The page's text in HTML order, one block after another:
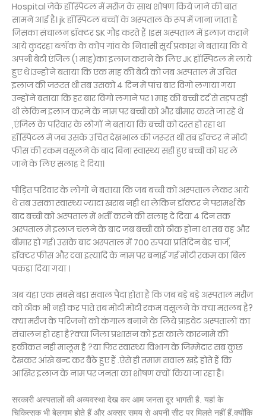
Hospital जेके हॉस्पिटल में मरीज के साथ शोषण किये जाने की बात
सामने आई है। jk हॉस्पिटल बच्चों के अस्पताल के रूप में जाना जाता है
जिसका संचालन डॉक्टर SK गौड़ करते हैं ।इस अस्पताल में इलाज कराने
आये कुदरहा ब्लॉक के कोप गांव के निवासी सूर्य प्रकाश ने बताया कि वें
अपनी बेटी एंजिल (1 माह)का इलाज कराने के लिए JK हॉस्पिटल में लाये
हुए थे।उन्होंने बताया कि एक माह की बेटी को जब अस्पताल में उचित
इलाज की जरूरत थी तब उसको 4 दिन में पांच बार विगो लगाया गया
उन्होंने बताया कि हर बार विगो लगाने पर 1 माह की बच्ची दर्द से तड़प रही
थी लेकिन इलाज करने के नाम पर बच्ची को और बीमार करते जा रहे थे
,एंजिल के परिवार के लोगों ने बताया कि बच्ची को दस्त हो रहा था
हॉस्पिटल में जब उसके उचित देखभाल की जरूरत थी तब डॉक्टर ने मोटी
फीस की रकम वसूलने के बाद बिना स्वास्थ्य सही हुए बच्ची को घर ले
जाने के लिए सलाह दे दिया।
पीड़ित परिवार के लोगों ने बताया कि जब बच्ची को अस्पताल लेकर आये
थे तब उसका स्वास्थ्य ज्यादा खराब नही था लेकिन डॉक्टर ने परामर्श के
बाद बच्ची को अस्पताल में भर्ती करने की सलाह दे दिया 4 दिन तक
अस्पताल में इलाज चलने के बाद जब बच्ची को ठीक होना था तब वह और
बीमार हो गई। उसके बाद अस्पताल में 700 रुपया प्रतिदिन बेड चार्ज,
डॉक्टर फीस और दवा इत्यादि के नाम पर बनाई गई मोटी रकम का बिल
पकड़ा दिया गया ।
अब यंहा एक सबसे बड़ा सवाल पैदा होता है कि जब बड़े बड़े अस्पताल मरीज
को ठीक भी नही कर पाते तब मोटी मोटी रकम वसूलने के क्या मतलब है?
क्या मरीज के परिजनों को कंगाल बनाने के लिये प्राइवेट अस्पतालों का
संचालन हो रहा है?क्या जिला प्रशासन को इस काले कारनामे की
हकीकत नही मालूम है ?या फिर स्वास्थ्य विभाग के जिम्मेदार सब कुछ
देखकर आंखे बन्द कर बैठे हुए हैं .ऐसे ही तमाम सवाल खड़े होते हैं कि
आखिर इलाज के नाम पर जनता का शोषण क्यों किया जा रहा है।
सरकारी अस्पतालों की अव्यवस्था देख कर आम जनता दूर भागती है. यहां के
चिकित्सक भी बेलगाम होते हैं और अक्सर समय से अपनी सीट पर मिलते नहीं हैं.क्योंकि